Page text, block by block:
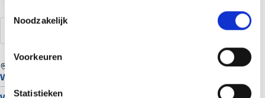
Noodzakelijk
Voorkeuren
Statistieken
Website laten maken in Assen